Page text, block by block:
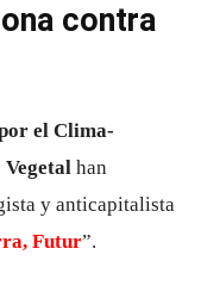
contra
el Clima-
han
y anticapitalista
Futur”.